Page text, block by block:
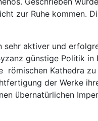
zur Ruhe kommen.
sehr aktiver und
günstige Politik
römischen Kathedra
der Werke
übernatürlichen